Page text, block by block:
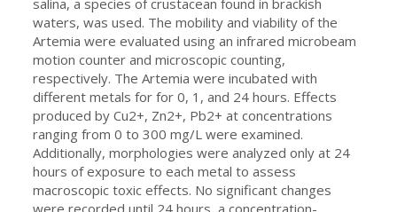
waters, was used. The mobility and viability of the
Artemia were evaluated using an infrared microbeam
motion counter and microscopic counting,
respectively. The Artemia were incubated with
different metals for for 0, 1, and 24 hours. Effects
produced by Cu2+, Zn2+, Pb2+ at concentrations
ranging from 0 to 300 mg/L were examined.
Additionally, morphologies were analyzed only at 24
hours of exposure to each metal to assess
macroscopic toxic effects. No significant changes
were recorded until 24 hours, a concentration-